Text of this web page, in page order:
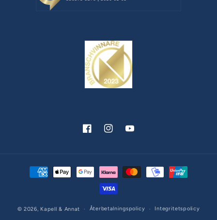
FacebookInstagramYouTube
Betalningsmetoder
© 2026, Kapell & Annat Återbetalningspolicy Integritetspolicy